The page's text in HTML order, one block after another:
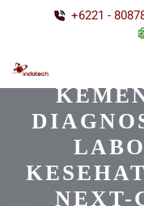
+6221 -
NEXT-